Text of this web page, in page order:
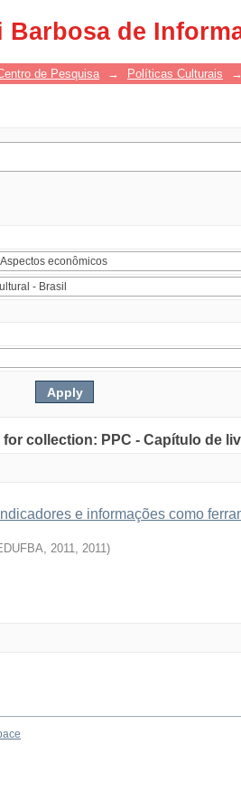
de
de Pesquisa → Políticas Culturais →
collection: PPC - Capítulo de
e informações como
2011, 2011)